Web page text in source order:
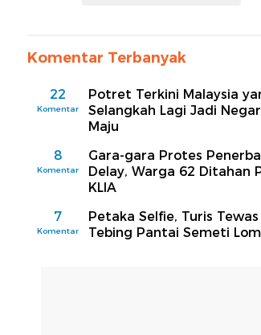
Komentar Terbanyak
22
Komentar
Potret Terkini Malaysia
Selangkah Lagi Jadi
Maju
8
Komentar
Gara-gara Protes
Delay, Warga 62 Ditahan
KLIA
7
Komentar
Petaka Selfie, Turis
Tebing Pantai Semeti